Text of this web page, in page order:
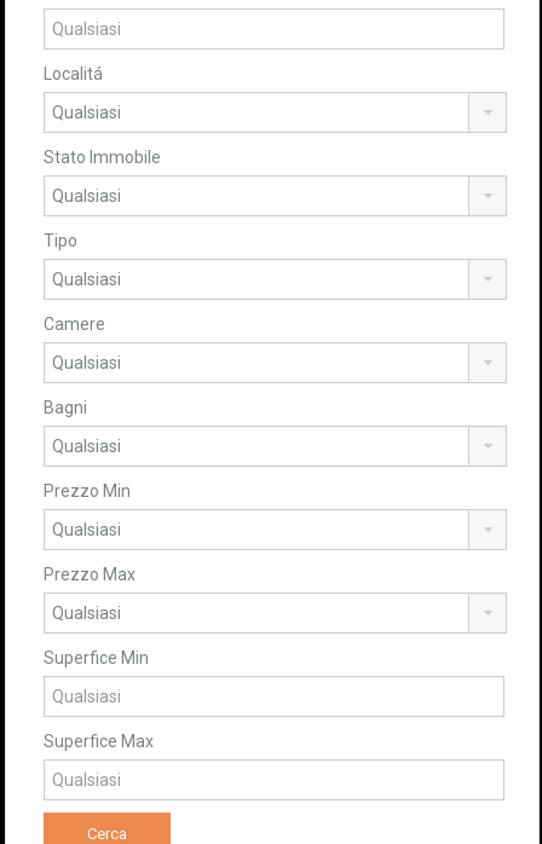
Localitá
Stato Immobile
Tipo
Camere
Bagni
Prezzo Min
Prezzo Max
Superfice Min
Superfice Max